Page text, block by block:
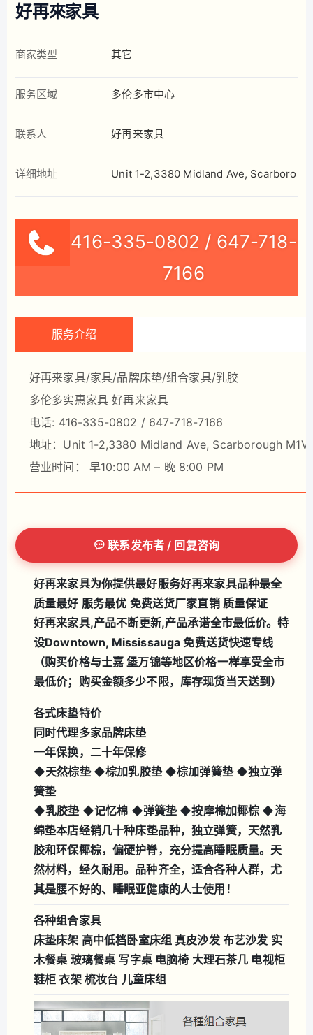
好再來家具
商家类型 其它
服务区域 多伦多市中心
联系人 好再来家具
详细地址 Unit 1-2,3380 Midland Ave,
416-335-0802 / 647-718-
7166
服务介绍
好再来家具/家具/品牌床垫/组合家具/乳胶
多伦多实惠家具 好再来家具
电话: 416-335-0802 / 647-718-7166
地址：Unit 1-2,3380 Midland Ave, Scarborough M1V
营业时间： 早10:00 AM – 晚 8:00 PM
联系发布者 / 回复咨询
好再来家具为你提供最好服务好再来家具品种最全
质量最好 服务最优 免费送货厂家直销 质量保证
好再来家具,产品不断更新,产品承诺全市最低价。特
设Downtown, Mississauga 免费送货快速专线
（购买价格与士嘉 堡万锦等地区价格一样享受全市
最低价；购买金额多少不限，库存现货当天送到）
各式床垫特价
同时代理多家品牌床垫
一年保换，二十年保修
◆天然棕垫 ◆棕加乳胶垫 ◆棕加弹簧垫 ◆独立弹
簧垫
◆乳胶垫 ◆记忆棉 ◆弹簧垫 ◆按摩棉加椰棕 ◆海
绵垫本店经销几十种床垫品种，独立弹簧，天然乳
胶和环保椰棕，偏硬护脊，充分提高睡眠质量。天
然材料，经久耐用。品种齐全，适合各种人群，尤
其是腰不好的、睡眠亚健康的人士使用！
各种组合家具
床垫床架 高中低档卧室床组 真皮沙发 布艺沙发 实
木餐桌 玻璃餐桌 写字桌 电脑椅 大理石茶几 电视柜
鞋柜 衣架 梳妆台 儿童床组